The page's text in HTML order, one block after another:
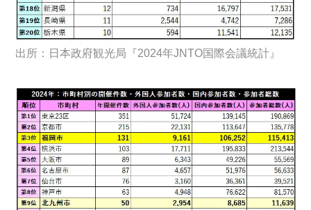
出所：日本政府観光局『2024年JNTO国際会議統計』